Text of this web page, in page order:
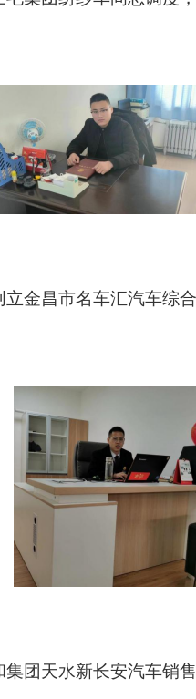
立金昌市名车汇汽车综
集团天水新长安汽车销